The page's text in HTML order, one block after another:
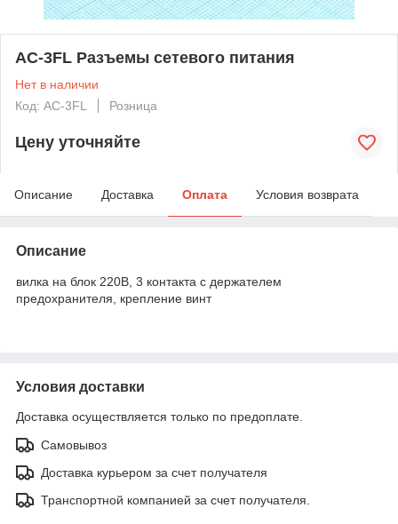
AC-3FL Разъемы сетевого питания
Нет в наличии
Код: AC-3FL
Розница
Цену уточняйте
Описание Доставка Оплата Условия возврата
Описание
вилка на блок 220В, 3 контакта с держателем
предохранителя, крепление винт
Условия доставки
Доставка осуществляется только по предоплате.
Самовывоз
Доставка курьером за счет получателя
Транспортной компанией за счет получателя.